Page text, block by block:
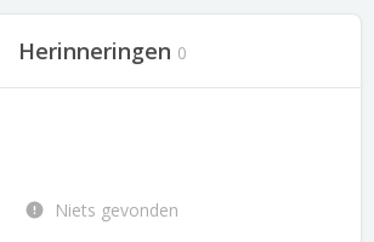
Herinneringen 0
Niets gevonden